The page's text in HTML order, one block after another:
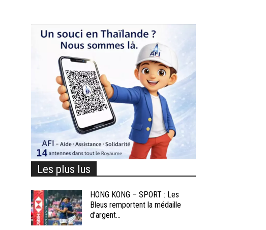
Les plus lus
HONG KONG – SPORT : Les
Bleus remportent la médaille
d’argent...